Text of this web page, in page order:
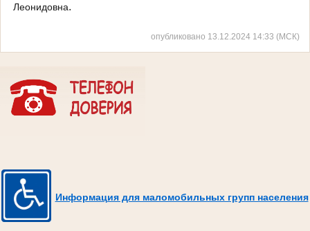
Леонидовна.
опубликовано 13.12.2024 14:33 (МСК)
Информация для маломобильных групп населения